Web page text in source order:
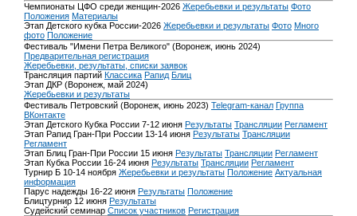
Чемпионаты ЦФО среди женщин-2026 Жеребьевки и результаты Фото
Положения Материалы
Этап Детского кубка России-2026 Жеребьевки и результаты Фото Много
фото Положение
Фестиваль "Имени Петра Великого" (Воронеж, июнь 2024)
Предварительная регистрация
Жеребьевки, результаты, списки заявок
Трансляция партий Классика Рапид Блиц
Этап ДКР (Воронеж, май 2024)
Жеребьевки и результаты
Фестиваль Петровский (Воронеж, июнь 2023) Telegram-канал Группа
ВКонтакте
Этап Детского Кубка России 7-12 июня Результаты Трансляции Регламент
Этап Рапид Гран-При России 13-14 июня Результаты Трансляции
Регламент
Этап Блиц Гран-При России 15 июня Результаты Трансляции Регламент
Этап Кубка России 16-24 июня Результаты Трансляции Регламент
Турнир Б 10-14 ноября Жеребьевки и результаты Положение Актуальная
информация
Парус надежды 16-22 июня Результаты Положение
Блицтурнир 12 июня Результаты
Судейский семинар Список участников Регистрация